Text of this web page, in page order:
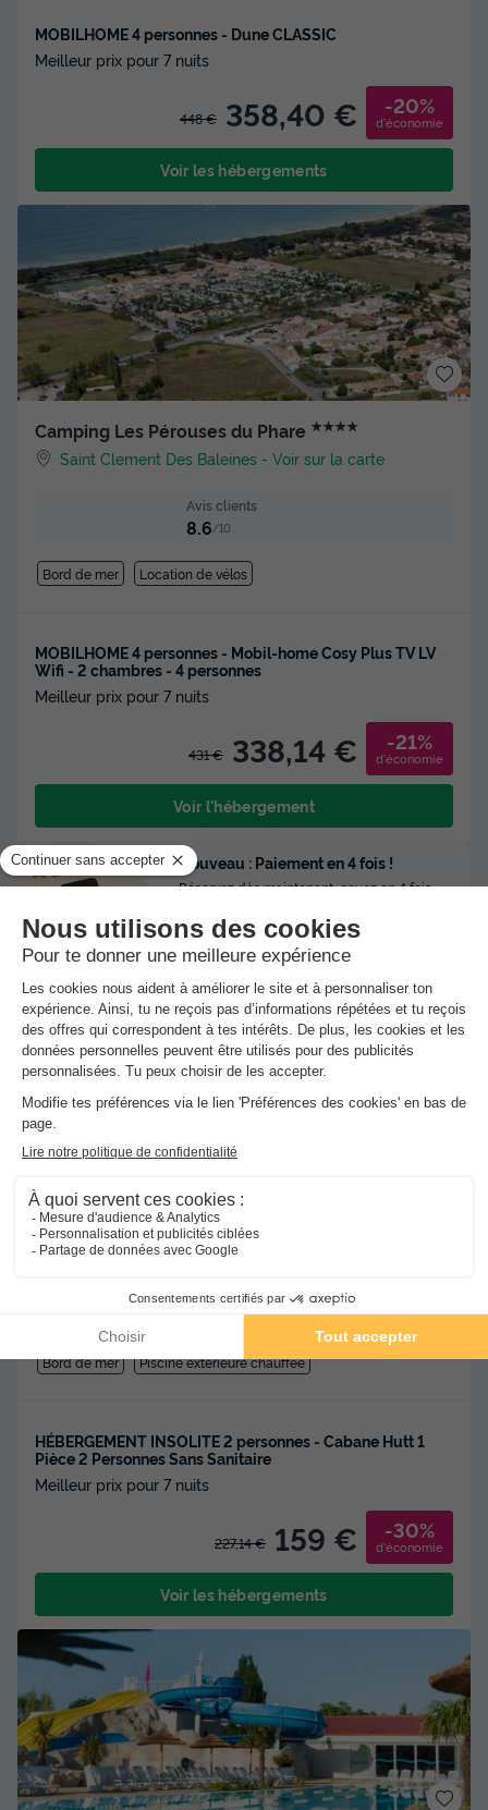
MOBILHOME 4 personnes - Dune CLASSIC
Meilleur prix pour 7 nuits
448 € 358,40 € -20%
d'économie
Voir les hébergements
Camping Les Pérouses du Phare ★★★★
Saint Clement Des Baleines -Voir sur la carte
Avis clients
8.6/10
Bord de mer Location de vélos
MOBILHOME 4 personnes - Mobil-home Cosy Plus TV LV
Wifi - 2 chambres - 4 personnes
Meilleur prix pour 7 nuits
431 € 338,14 € -21%
d'économie
Voir l'hébergement
Camping Royal Océan
Saint Sulpice De Royan -
Avis clients
8.8/10
Bord de mer Piscine extérieure chauffée
HÉBERGEMENT INSOLITE 2 personnes - Cabane Hutt 1
Pièce 2 Personnes Sans Sanitaire
Meilleur prix pour 7 nuits
227,14 € 159 € -30%
d'économie
Voir les hébergements
Nouveau : Paiement en 4 fois !
Réservez dès maintenant, payez en 4 fois